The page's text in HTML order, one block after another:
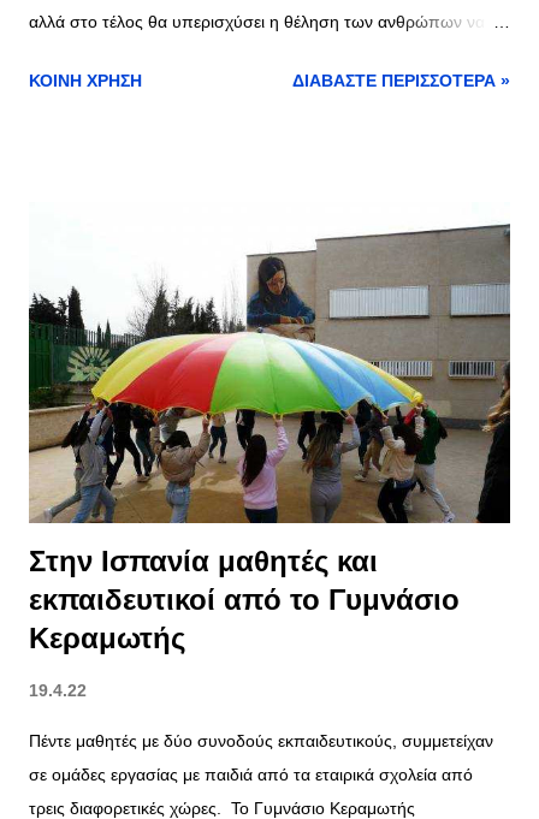
αλλά στο τέλος θα υπερισχύσει η θέληση των ανθρώπων να
δεν μπορείς να δουλέψεις», λέει στον ΚavalaNews 102.8 ο
ημίκλειστα ξενοδοχεία και επιχειρήσεις και πολύς κόσμος έφυγε
από τον κλάδο. Μετακινήθηκαν στα τρόφιμα, σούπερ μάρκετ,
ντελίβερι, ή πήγαν στο εξωτερικό», λέει ο κ. Μιτζάλης.
«Δημιουργείται ένα κενό που δεν αναπληρώνεται σε μία σεζόν.
Μπορεί να πάρει και τρία χρόνια για να βρεθεί κόσμος να
απασχοληθεί σε αυτό», επισημαίνει. «Πρέπει να βλέπουμε τα
πράγματα αισιόδοξα. Είμαστε στην χρονιά της ανάκαμψης. Τα
υγειονομικά μέτρα από 1η Μαΐου φεύγουν και αυτό θα δώσει
ώθηση στον οδικό τουρισμού. ...
ΚΟΙΝΉ ΧΡΉΣΗ ΔΙΑΒΆΣΤΕ ΠΕΡΙΣΣΌΤΕΡΑ »
Στην Ισπανία μαθητές και
εκπαιδευτικοί από το Γυμνάσιο
Κεραμωτής
19.4.22
Πέντε μαθητές με δύο συνοδούς εκπαιδευτικούς, συμμετείχαν
σε ομάδες εργασίας με παιδιά από τα εταιρικά σχολεία από
τρεις διαφορετικές χώρες. Το Γυμνάσιο Κεραμωτής